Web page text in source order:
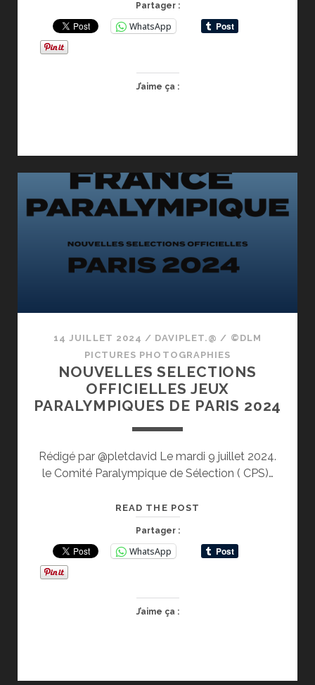
LE
Partager :
WhatsApp
J’aime ça :
14 JUILLET 2024 / DAVIPLET.@ / ©DLM
PICTURES PHOTOGRAPHIES
NOUVELLES SELECTIONS
OFFICIELLES JEUX
PARALYMPIQUES DE PARIS 2024
Rédigé par @pletdavid Le mardi 9 juillet 2024.
le Comité Paralympique de Sélection ( CPS)…
READ THE POST
JEUX
Partager :
WhatsApp
J’aime ça :